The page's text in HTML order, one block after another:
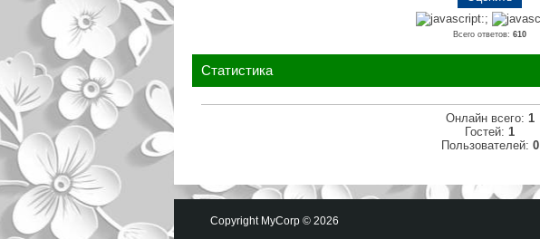
Всего ответов: 610
Статистика
Онлайн всего: 1
Гостей: 1
Пользователей: 0
Copyright MyCorp © 2026